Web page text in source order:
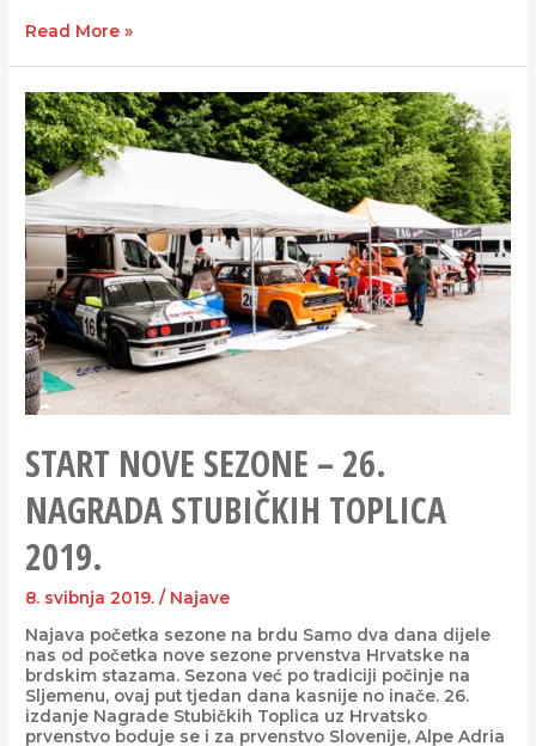
Read More »
START NOVE SEZONE – 26.
NAGRADA STUBIČKIH TOPLICA
2019.
8. svibnja 2019. / Najave
Najava početka sezone na brdu Samo dva dana dijele
nas od početka nove sezone prvenstva Hrvatske na
brdskim stazama. Sezona već po tradiciji počinje na
Sljemenu, ovaj put tjedan dana kasnije no inače. 26.
izdanje Nagrade Stubičkih Toplica uz Hrvatsko
prvenstvo boduje se i za prvenstvo Slovenije, Alpe Adria